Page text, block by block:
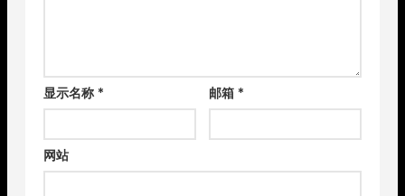
显示名称 * 邮箱*
网站